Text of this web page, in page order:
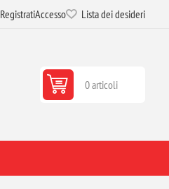
RegistratiAccesso Lista dei desideri
0 articoli